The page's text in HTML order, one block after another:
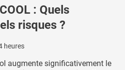
: Quels
risques ?
heures
augmente significativement le